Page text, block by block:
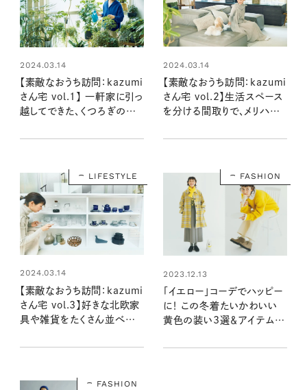
2024.03.14
【素敵なおうち訪問：kazumi
さん宅 vol.1】 一軒家に引っ
越してできた、くつろぎのス
2024.03.14
【素敵なおうち訪問：kazumi
さん宅 vol.2】生活スペース
を分ける間取りで、メリハリ
LIFESTYLE
2024.03.14
【素敵なおうち訪問：kazumi
さん宅 vol.3】好きな北欧家
具や雑貨をたくさん並べた、
納」
FASHION
2023.12.13
「イエロー」コーデでハッピー
に！ この冬着たいかわいい
黄色の装い3選＆アイテムリ
FASHION